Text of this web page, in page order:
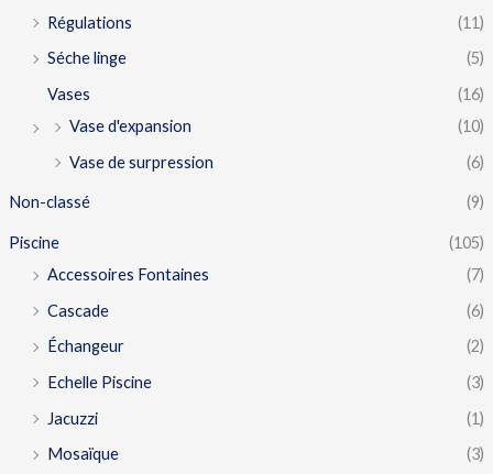
Régulations
(11)
Séche linge
(5)
Vases
(16)
Vase d'expansion
(10)
Vase de surpression
(6)
Non-classé (9)
Piscine
(105)
Accessoires Fontaines
(7)
Cascade
(6)
Échangeur
(2)
Echelle Piscine
(3)
Jacuzzi
(1)
Mosaïque
(3)